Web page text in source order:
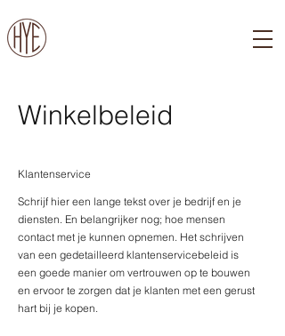
Winkelbeleid
Klantenservice
Schrijf hier een ​​lange tekst over je bedrijf en je
diensten. En belangrijker nog; hoe mensen
contact met je kunnen opnemen. Het schrijven
van een gedetailleerd klantenservicebeleid is
een goede manier om vertrouwen op te bouwen
en ervoor te zorgen dat je klanten met een gerust
hart bij je kopen.